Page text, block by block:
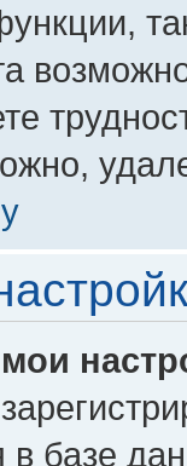
в базе